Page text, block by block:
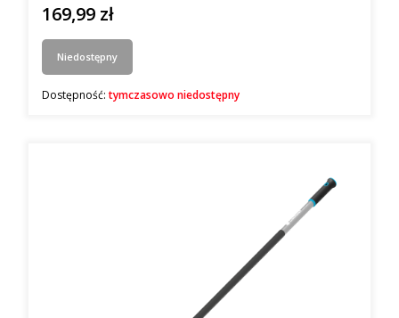
Cena
169,99 zł
Niedostępny
Dostępność:tymczasowo niedostępny